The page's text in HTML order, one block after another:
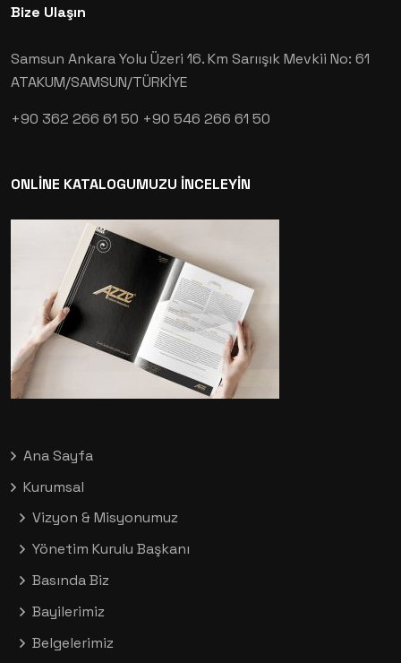
Bize Ulaşın
Samsun Ankara Yolu Üzeri 16. Km Sarıışık Mevkii No: 61
ATAKUM/SAMSUN/TÜRKİYE
+90 362 266 61 50 +90 546 266 61 50
ONLİNE KATALOGUMUZU İNCELEYİN
Ana Sayfa
Kurumsal
Vizyon & Misyonumuz
Yönetim Kurulu Başkanı
Basında Biz
Bayilerimiz
Belgelerimiz